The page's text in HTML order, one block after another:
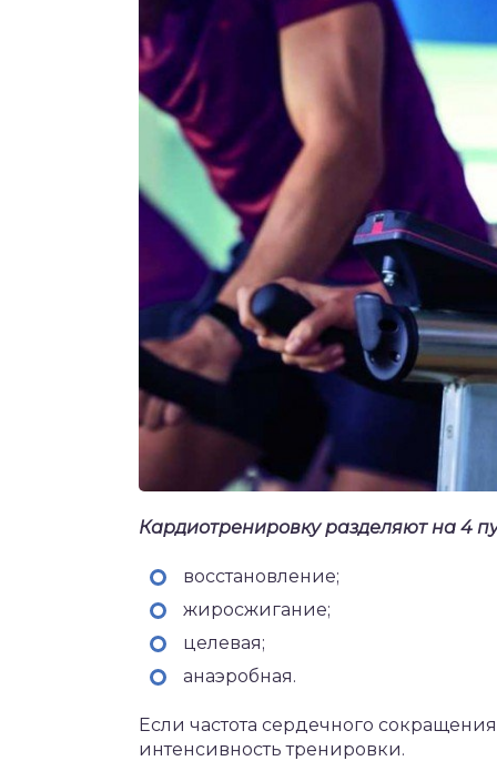
Кардиотренировку разделяют на 4
восстановление;
жиросжигание;
целевая;
анаэробная.
Если частота сердечного
интенсивность тренировки.